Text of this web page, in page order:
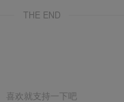
THE END
喜欢就支持一下吧